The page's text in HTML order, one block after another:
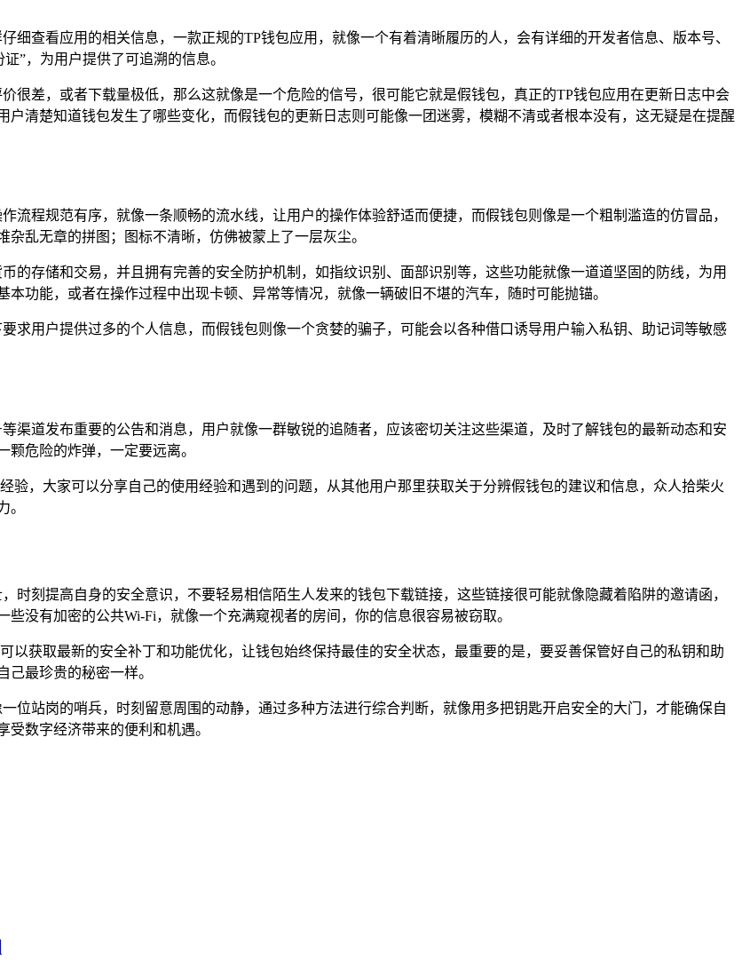
细查看应用的相关信息，一款正规的TP钱包应用，就像一个有着清晰履历的人，会有详细的开发者信息、版本号、
”，为用户提供了可追溯的信息。
很差，或者下载量极低，那么这就像是一个危险的信号，很可能它就是假钱包，真正的TP钱包应用在更新日志中会
清楚知道钱包发生了哪些变化，而假钱包的更新日志则可能像一团迷雾，模糊不清或者根本没有，这无疑是在提醒
流程规范有序，就像一条顺畅的流水线，让用户的操作体验舒适而便捷，而假钱包则像是一个粗制滥造的仿冒品，
乱无章的拼图；图标不清晰，仿佛被蒙上了一层灰尘。
的存储和交易，并且拥有完善的安全防护机制，如指纹识别、面部识别等，这些功能就像一道道坚固的防线，为用
功能，或者在操作过程中出现卡顿、异常等情况，就像一辆破旧不堪的汽车，随时可能抛锚。
求用户提供过多的个人信息，而假钱包则像一个贪婪的骗子，可能会以各种借口诱导用户输入私钥、助记词等敏感
渠道发布重要的公告和消息，用户就像一群敏锐的追随者，应该密切关注这些渠道，及时了解钱包的最新动态和安
危险的炸弹，一定要远离。
验，大家可以分享自己的使用经验和遇到的问题，从其他用户那里获取关于分辨假钱包的建议和信息，众人拾柴火
。
时刻提高自身的安全意识，不要轻易相信陌生人发来的钱包下载链接，这些链接很可能就像隐藏着陷阱的邀请函，
没有加密的公共Wi-Fi，就像一个充满窥视者的房间，你的信息很容易被窃取。
以获取最新的安全补丁和功能优化，让钱包始终保持最佳的安全状态，最重要的是，要妥善保管好自己的私钥和助
最珍贵的秘密一样。
位站岗的哨兵，时刻留意周围的动静，通过多种方法进行综合判断，就像用多把钥匙开启安全的大门，才能确保自
数字经济带来的便利和机遇。